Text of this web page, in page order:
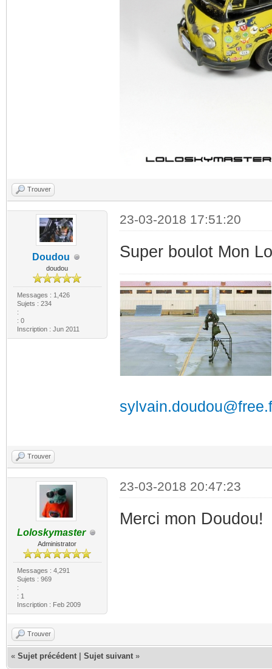
Trouver
Doudou
doudou
Messages : 1,426
Sujets : 234
:
: 0
Inscription : Jun 2011
23-03-2018 17:51:20
Super boulot Mon
Trouver
Loloskymaster
Administrator
Messages : 4,291
Sujets : 969
:
: 1
Inscription : Feb 2009
23-03-2018 20:47:23
Merci mon
Trouver
« Sujet précédent Sujet suivant »